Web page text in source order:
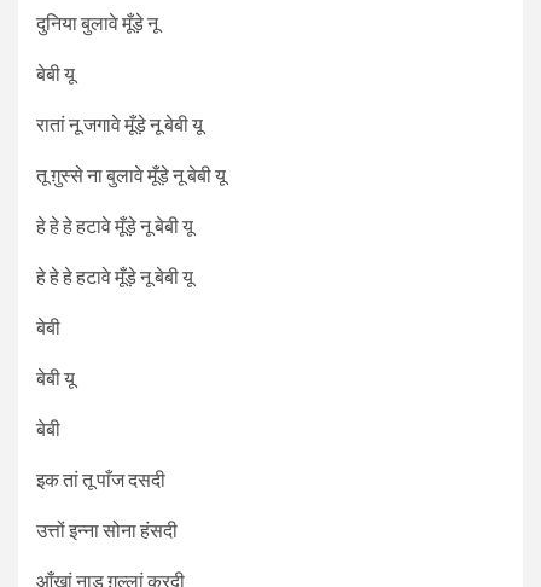
दुनिया बुलावे मूँड़े नू
बेबी यू
रातां नू जगावे मूँड़े नू बेबी यू
तू ग़ुस्से ना बुलावे मूँड़े नू बेबी यू
हे हे हे हटावे मूँड़े नू बेबी यू
हे हे हे हटावे मूँड़े नू बेबी यू
बेबी
बेबी यू
बेबी
इक तां तू पाँज दसदी
उत्तों इन्ना सोना हंसदी
आँखां नाड़ ग़ल्लां करदी